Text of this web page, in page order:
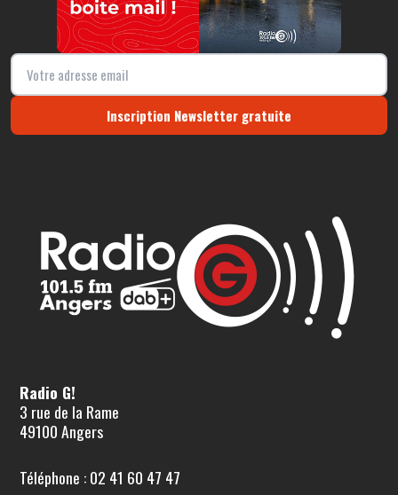
Inscription Newsletter gratuite
Radio G!
3 rue de la Rame
49100 Angers
Téléphone : 02 41 60 47 47